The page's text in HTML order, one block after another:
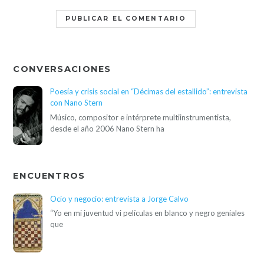
CONVERSACIONES
Poesía y crisis social en “Décimas del estallido”: entrevista
con Nano Stern
Músico, compositor e intérprete multiinstrumentista,
desde el año 2006 Nano Stern ha
ENCUENTROS
Ocio y negocio: entrevista a Jorge Calvo
“Yo en mi juventud vi películas en blanco y negro geniales
que